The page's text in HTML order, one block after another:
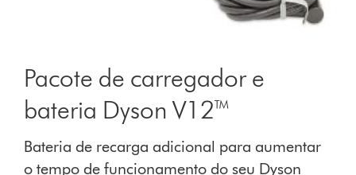
Pacote de carregador e
bateria Dyson V12™
Bateria de recarga adicional para aumentar
o tempo de funcionamento do seu Dyson